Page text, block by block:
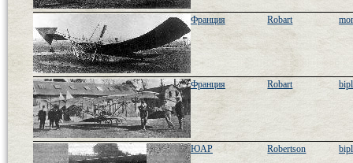
Франция Robart
Франция Robart
ЮАР Robertson